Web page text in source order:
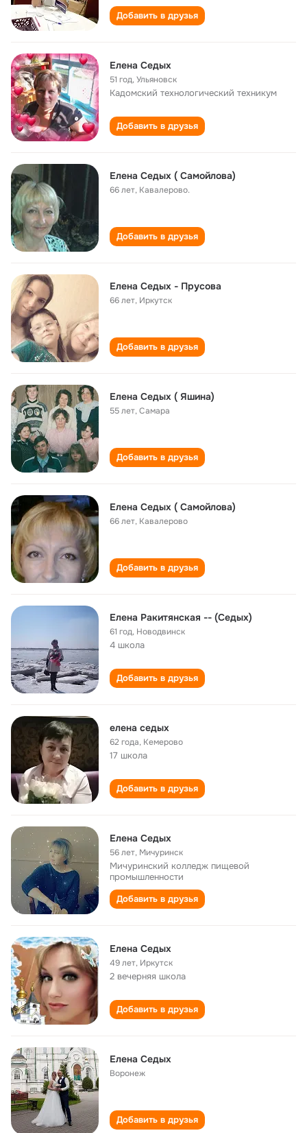
Добавить в друзья
Елена Седых
51 год,Ульяновск
Кадомский технологический техникум
Добавить в друзья
Елена Седых ( Самойлова)
66 лет, Кавалерово.
Добавить в друзья
Елена Седых - Прусова
66 лет, Иркутск
Добавить в друзья
Елена Седых ( Яшина)
55 лет,Самара
Добавить в друзья
Елена Седых ( Самойлова)
66 лет, Кавалерово
Добавить в друзья
Елена Ракитянская -- (Седых)
61 год, Новодвинск
4 школа
Добавить в друзья
елена седых
62 года, Кемерово
17 школа
Добавить в друзья
Елена Седых
56 лет, Мичуринск
Мичуринский колледж пищевой
промышленности
Добавить в друзья
Елена Седых
49 лет, Иркутск
2 вечерняя школа
Добавить в друзья
Елена Седых
Воронеж
Добавить в друзья